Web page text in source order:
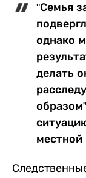
"Семья
однако
делать
местной